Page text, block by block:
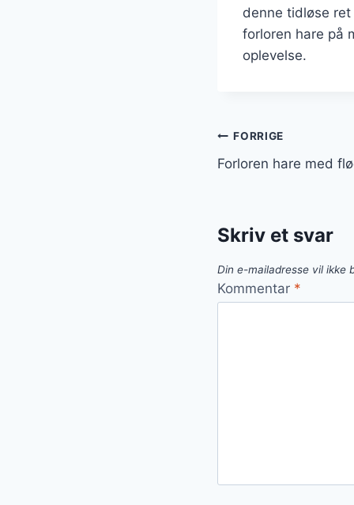
denne tidløse
forloren hare på
oplevelse.
FORRIGE
Forloren hare med
Skriv et svar
Din e-mailadresse vil ikke
Kommentar *